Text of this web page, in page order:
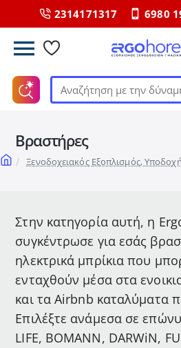
2314171317 6980
Αναζήτηση
δύναμη
του
ΑΙ...
Βραστήρες
homeΞενοδοχειακός Εξοπλισμός,
Στην κατηγορία αυτή, η
συγκέντρωσε για εσάς
ηλεκτρικά μπρίκια που
ενταχθούν μέσα στα
και τα Airbnb καταλύματα
Επιλέξτε ανάμεσα σε
LIFE, BOMANN, DARWiN,